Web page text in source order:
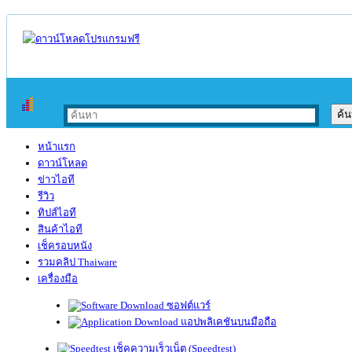
หน้าแรก
ดาวน์โหลด
ข่าวไอที
รีวิว
ทิปส์ไอที
สินค้าไอที
เช็ครอบหนัง
รวมคลิป Thaiware
เครื่องมือ
ซอฟต์แวร์
แอปพลิเคชันบนมือถือ
เช็คความเร็วเน็ต (Speedtest)